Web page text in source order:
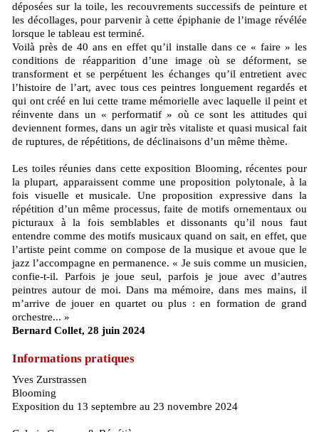
déposées sur la toile, les recouvrements successifs de peinture et
les décollages, pour parvenir à cette épiphanie de l’image révélée
lorsque le tableau est terminé.
Voilà près de 40 ans en effet qu’il installe dans ce « faire » les
conditions de réapparition d’une image où se déforment, se
transforment et se perpétuent les échanges qu’il entretient avec
l’histoire de l’art, avec tous ces peintres longuement regardés et
qui ont créé en lui cette trame mémorielle avec laquelle il peint et
réinvente dans un « performatif » où ce sont les attitudes qui
deviennent formes, dans un agir très vitaliste et quasi musical fait
de ruptures, de répétitions, de déclinaisons d’un même thème.
Les toiles réunies dans cette exposition Blooming, récentes pour
la plupart, apparaissent comme une proposition polytonale, à la
fois visuelle et musicale. Une proposition expressive dans la
répétition d’un même processus, faite de motifs ornementaux ou
picturaux à la fois semblables et dissonants qu’il nous faut
entendre comme des motifs musicaux quand on sait, en effet, que
l’artiste peint comme on compose de la musique et avoue que le
jazz l’accompagne en permanence. « Je suis comme un musicien,
confie-t-il. Parfois je joue seul, parfois je joue avec d’autres
peintres autour de moi. Dans ma mémoire, dans mes mains, il
m’arrive de jouer en quartet ou plus : en formation de grand
orchestre... »
Bernard Collet, 28 juin 2024
Informations pratiques
Yves Zurstrassen
Blooming
Exposition du 13 septembre au 23 novembre 2024